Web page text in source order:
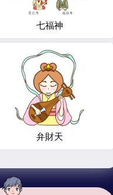
七福神
弁財天